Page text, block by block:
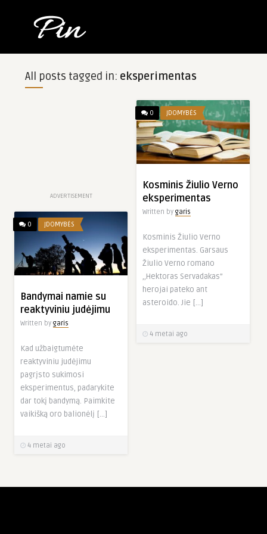
All posts tagged in: eksperimentas
ADVERTISEMENT
0 ĮDOMYBĖS
Kosminis Žiulio Verno
eksperimentas
Written by garis
Kosminis Žiulio Verno
eksperimentas. Garsaus
Žiulio Verno romano
,,Hektoras Servadakas”
herojai pateko ant
asteroido. Jie […]
4 metai ago
0 ĮDOMYBĖS
Bandymai namie su
reaktyviniu judėjimu
Written by garis
Kad užbaigtumėte
reaktyviniu judėjimu
pagrįsto sukimosi
eksperimentus, padarykite
dar tokį bandymą. Paimkite
vaikišką oro balionėlį […]
4 metai ago